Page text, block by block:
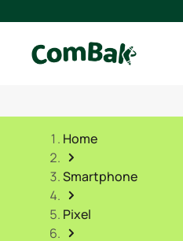
Home
Smartphone
Pixel